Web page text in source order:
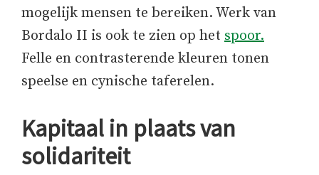
mogelijk mensen te bereiken. Werk van
Bordalo II is ook te zien op het spoor.
Felle en contrasterende kleuren tonen
speelse en cynische taferelen.
Kapitaal in plaats van
solidariteit